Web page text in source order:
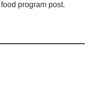
program post.